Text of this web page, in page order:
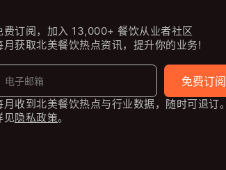
费订阅，加入 13,000+ 餐饮从业者社区
月获取北美餐饮热点资讯，提升你的业务!
免费订阅
月收到北美餐饮热点与行业数据，随时可退订。
见隐私政策。